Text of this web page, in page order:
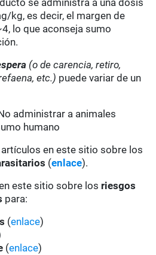
se administra a una dosis
kg, es decir, el margen de
lo que aconseja sumo
(o de carencia, retiro,
etc.) puede variar de un
administrar a animales
humano
en este sitio sobre los
(enlace).
este sitio sobre los riesgos
para:
(enlace)
(enlace)